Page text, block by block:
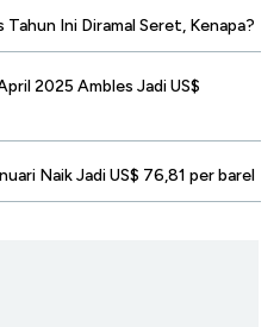
Ini Diramal Seret, Kenapa?
2025 Ambles Jadi US$
Naik Jadi US$ 76,81 per barel